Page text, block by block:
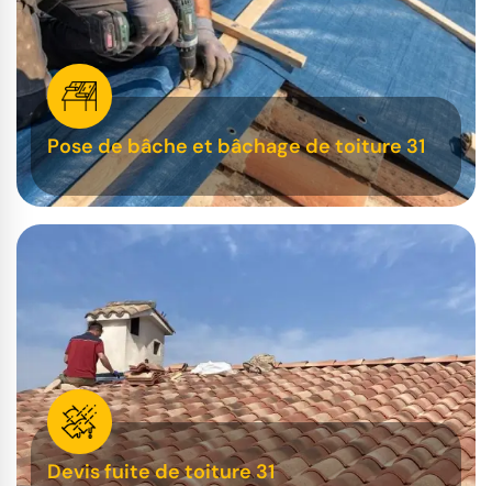
Pose de bâche et bâchage de toiture 31
Devis fuite de toiture 31